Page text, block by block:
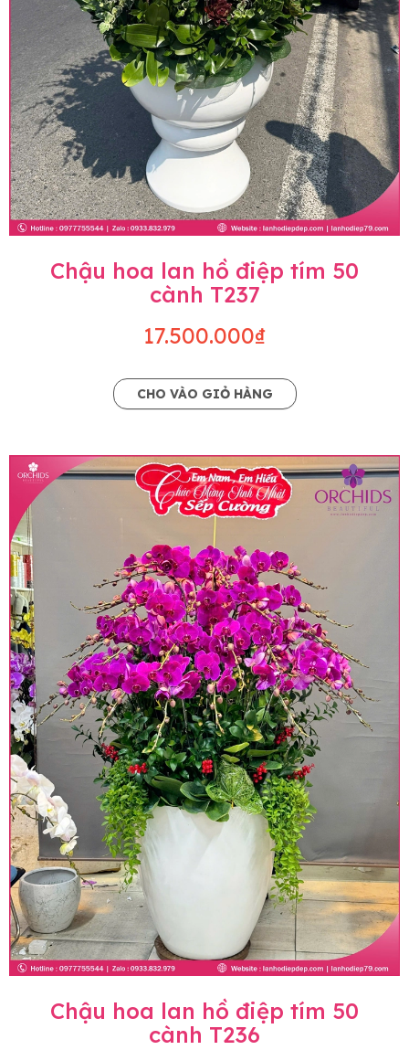
Chậu hoa lan hồ điệp tím 50
cành T237
17.500.000₫
CHO VÀO GIỎ HÀNG
Chậu hoa lan hồ điệp tím 50
cành T236